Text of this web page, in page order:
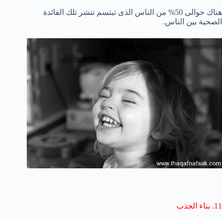
هناك حوالى 50% من الناس الذى تبتسم تنشر تلك الفائدة
الصحية بين الناس.
11. بناء الجذب